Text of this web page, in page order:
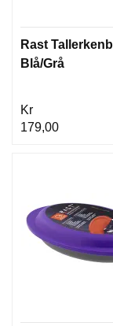
Rast
Blå/Grå
Kr
179,00